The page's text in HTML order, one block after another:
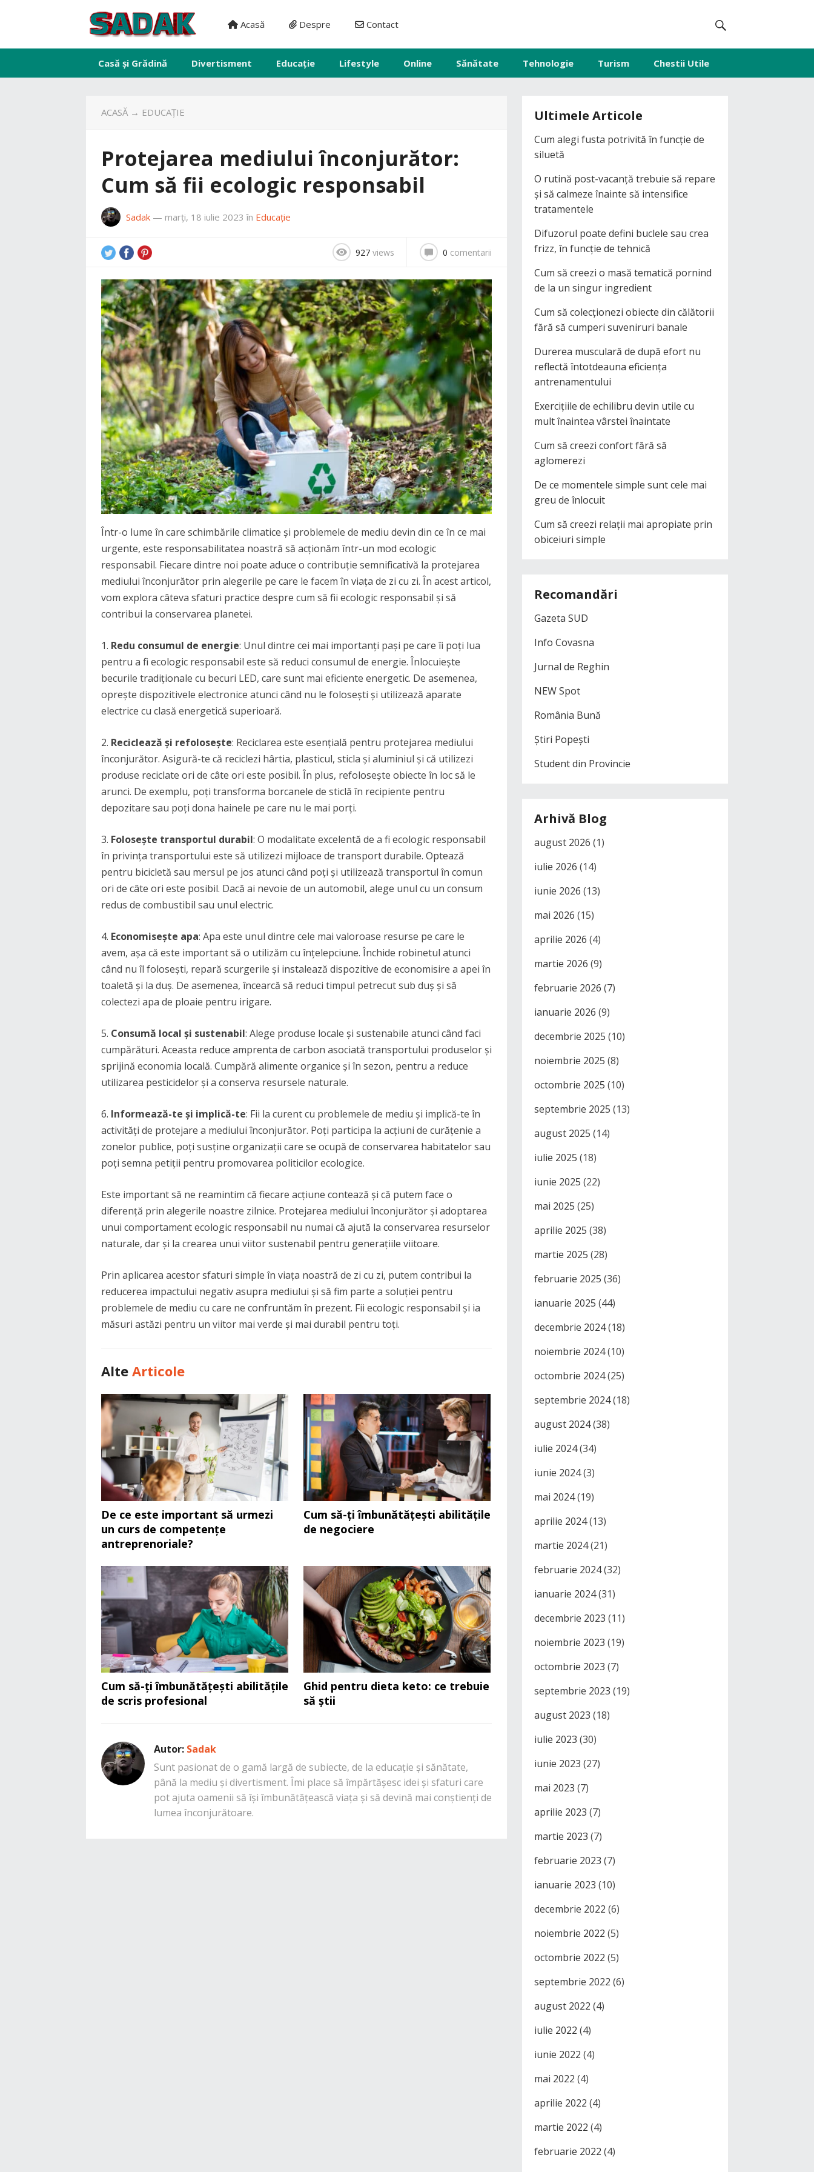
Acasă Despre Contact
Casă și Grădină Divertisment Educație Lifestyle Online Sănătate Tehnologie Turism Chestii Utile
ACASĂ→ EDUCAȚIE
Protejarea mediului înconjurător:
Cum să fii ecologic responsabil
Sadak — marți, 18 iulie 2023 în Educație
927 views 0 comentarii
Într-o lume în care schimbările climatice și problemele de mediu devin din ce în ce mai
urgente, este responsabilitatea noastră să acționăm într-un mod ecologic
responsabil. Fiecare dintre noi poate aduce o contribuție semnificativă la protejarea
mediului înconjurător prin alegerile pe care le facem în viața de zi cu zi. În acest articol,
vom explora câteva sfaturi practice despre cum să fii ecologic responsabil și să
contribui la conservarea planetei.
1. Redu consumul de energie: Unul dintre cei mai importanți pași pe care îi poți lua
pentru a fi ecologic responsabil este să reduci consumul de energie. Înlocuiește
becurile tradiționale cu becuri LED, care sunt mai eficiente energetic. De asemenea,
oprește dispozitivele electronice atunci când nu le folosești și utilizează aparate
electrice cu clasă energetică superioară.
2. Reciclează și refolosește: Reciclarea este esențială pentru protejarea mediului
înconjurător. Asigură-te că reciclezi hârtia, plasticul, sticla și aluminiul și că utilizezi
produse reciclate ori de câte ori este posibil. În plus, refolosește obiecte în loc să le
arunci. De exemplu, poți transforma borcanele de sticlă în recipiente pentru
depozitare sau poți dona hainele pe care nu le mai porți.
3. Folosește transportul durabil: O modalitate excelentă de a fi ecologic responsabil
în privința transportului este să utilizezi mijloace de transport durabile. Optează
pentru bicicletă sau mersul pe jos atunci când poți și utilizează transportul în comun
ori de câte ori este posibil. Dacă ai nevoie de un automobil, alege unul cu un consum
redus de combustibil sau unul electric.
4. Economisește apa: Apa este unul dintre cele mai valoroase resurse pe care le
avem, așa că este important să o utilizăm cu înțelepciune. Închide robinetul atunci
când nu îl folosești, repară scurgerile și instalează dispozitive de economisire a apei în
toaletă și la duș. De asemenea, încearcă să reduci timpul petrecut sub duș și să
colectezi apa de ploaie pentru irigare.
5. Consumă local și sustenabil: Alege produse locale și sustenabile atunci când faci
cumpărături. Aceasta reduce amprenta de carbon asociată transportului produselor și
sprijină economia locală. Cumpără alimente organice și în sezon, pentru a reduce
utilizarea pesticidelor și a conserva resursele naturale.
6. Informează-te și implică-te: Fii la curent cu problemele de mediu și implică-te în
activități de protejare a mediului înconjurător. Poți participa la acțiuni de curățenie a
zonelor publice, poți susține organizații care se ocupă de conservarea habitatelor sau
poți semna petiții pentru promovarea politicilor ecologice.
Este important să ne reamintim că fiecare acțiune contează și că putem face o
diferență prin alegerile noastre zilnice. Protejarea mediului înconjurător și adoptarea
unui comportament ecologic responsabil nu numai că ajută la conservarea resurselor
naturale, dar și la crearea unui viitor sustenabil pentru generațiile viitoare.
Prin aplicarea acestor sfaturi simple în viața noastră de zi cu zi, putem contribui la
reducerea impactului negativ asupra mediului și să fim parte a soluției pentru
problemele de mediu cu care ne confruntăm în prezent. Fii ecologic responsabil și ia
măsuri astăzi pentru un viitor mai verde și mai durabil pentru toți.
Alte Articole
De ce este important să urmezi
un curs de competențe
antreprenoriale?
Cum să-ți îmbunătățești abilitățile
de negociere
Cum să-ți îmbunătățești abilitățile
de scris profesional
Ghid pentru dieta keto: ce trebuie
să știi
Autor: Sadak
Sunt pasionat de o gamă largă de subiecte, de la educație și sănătate,
până la mediu și divertisment. Îmi place să împărtășesc idei și sfaturi care
pot ajuta oamenii să își îmbunătățească viața și să devină mai conștienți de
lumea înconjurătoare.
Ultimele Articole
Cum alegi fusta potrivită în funcție de
siluetă
O rutină post-vacanță trebuie să repare
și să calmeze înainte să intensifice
tratamentele
Difuzorul poate defini buclele sau crea
frizz, în funcție de tehnică
Cum să creezi o masă tematică pornind
de la un singur ingredient
Cum să colecționezi obiecte din călătorii
fără să cumperi suveniruri banale
Durerea musculară de după efort nu
reflectă întotdeauna eficiența
antrenamentului
Exercițiile de echilibru devin utile cu
mult înaintea vârstei înaintate
Cum să creezi confort fără să
aglomerezi
De ce momentele simple sunt cele mai
greu de înlocuit
Cum să creezi relații mai apropiate prin
obiceiuri simple
Recomandări
Gazeta SUD
Info Covasna
Jurnal de Reghin
NEW Spot
România Bună
Știri Popești
Student din Provincie
Arhivă Blog
august 2026 (1)
iulie 2026 (14)
iunie 2026 (13)
mai 2026 (15)
aprilie 2026 (4)
martie 2026 (9)
februarie 2026 (7)
ianuarie 2026 (9)
decembrie 2025 (10)
noiembrie 2025 (8)
octombrie 2025 (10)
septembrie 2025 (13)
august 2025 (14)
iulie 2025 (18)
iunie 2025 (22)
mai 2025 (25)
aprilie 2025 (38)
martie 2025 (28)
februarie 2025 (36)
ianuarie 2025 (44)
decembrie 2024(18)
noiembrie 2024(10)
octombrie 2024(25)
septembrie 2024(18)
august 2024(38)
iulie 2024(34)
iunie 2024(3)
mai 2024(19)
aprilie 2024(13)
martie 2024(21)
februarie 2024(32)
ianuarie 2024(31)
decembrie 2023 (11)
noiembrie 2023 (19)
octombrie 2023 (7)
septembrie 2023 (19)
august 2023 (18)
iulie 2023 (30)
iunie 2023 (27)
mai 2023 (7)
aprilie 2023 (7)
martie 2023 (7)
februarie 2023 (7)
ianuarie 2023 (10)
decembrie 2022 (6)
noiembrie 2022 (5)
octombrie 2022 (5)
septembrie 2022 (6)
august 2022 (4)
iulie 2022 (4)
iunie 2022 (4)
mai 2022 (4)
aprilie 2022 (4)
martie 2022 (4)
februarie 2022 (4)